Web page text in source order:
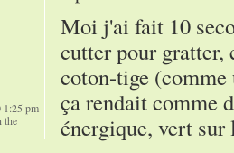
Moi j'ai fait 10
cutter pour gratter,
coton-tige
ça rendait comme
énergique, vert sur
1:25 pm
the